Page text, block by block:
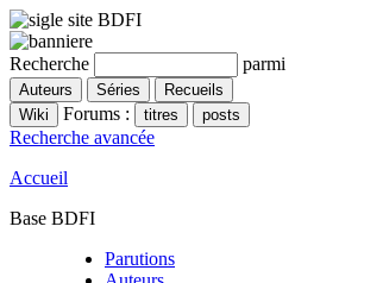
Recherche parmi
Forums :
Recherche avancée
Accueil
Base BDFI
Parutions